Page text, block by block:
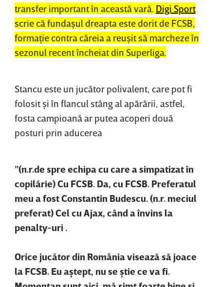
transfer important în această vară. Digi Sport
scrie că fundaşul dreapta este dorit de FCSB,
formaţie contra căreia a reuşit să marcheze în
sezonul recent încheiat din Superliga.
Stancu este un jucător polivalent, care pot fi
folosit şi în flancul stâng al apărării, astfel,
fosta campioană ar putea acoperi două
posturi prin aducerea
”(n.r.de spre echipa cu care a simpatizat în
copilărie) Cu FCSB. Da, cu FCSB. Preferatul
meu a fost Constantin Budescu. (n.r. meciul
preferat) Cel cu Ajax, când a învins la
penalty-uri .
Orice jucător din România visează să joace
la FCSB. Eu aştept, nu se ştie ce va fi.